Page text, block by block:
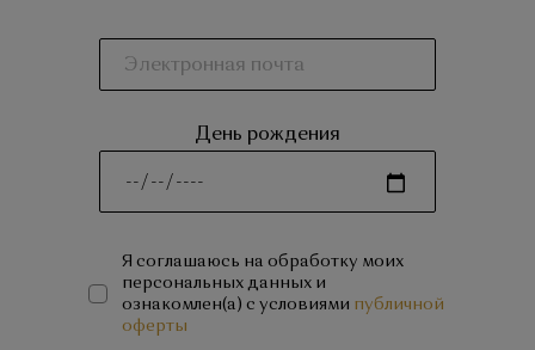
День рождения
Я соглашаюсь на обработку моих
персональных данных и
ознакомлен(а) с условиями публичной
оферты